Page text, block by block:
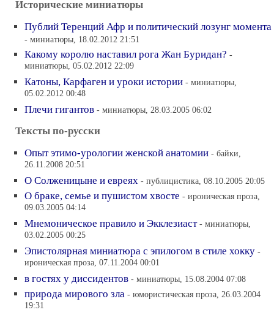
Исторические миниатюры
Публий Теренций Афр и политический лозунг момента
- миниатюры, 18.02.2012 21:51
Какому королю наставил рога Жан Буридан? -
миниатюры, 05.02.2012 22:09
Катоны, Карфаген и уроки истории - миниатюры,
05.02.2012 00:48
Плечи гигантов - миниатюры, 28.03.2005 06:02
Тексты по-русски
Опыт этимо-урологии женской анатомии - байки,
26.11.2008 20:51
О Солженицыне и евреях - публицистика, 08.10.2005 20:05
О браке, семье и пушистом хвосте - ироническая проза,
09.03.2005 04:14
Mнемоническое правило и Экклезиаст - миниатюры,
03.02.2005 00:25
Эпистолярная миниатюра с эпилогом в стиле хокку -
ироническая проза, 07.11.2004 00:01
в гостях у диссидентов - миниатюры, 15.08.2004 07:08
природа мирового зла - юмористическая проза, 26.03.2004
19:31